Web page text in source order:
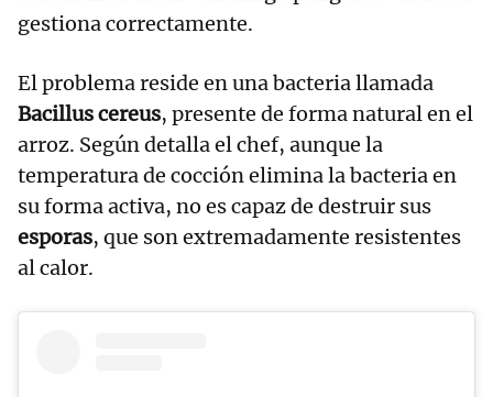
gestiona correctamente.
El problema reside en una bacteria llamada
Bacillus cereus, presente de forma natural en el
arroz. Según detalla el chef, aunque la
temperatura de cocción elimina la bacteria en
su forma activa, no es capaz de destruir sus
esporas, que son extremadamente resistentes
al calor.